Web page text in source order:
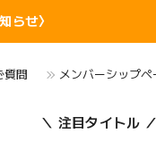
らせ〉
質問 メンバーシップペ
＼ 注目タイトル ／